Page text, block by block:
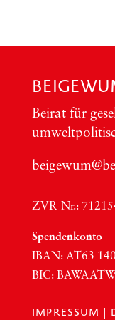
Bei­rat für
ZVR-Nr.:
Spen­den­kon­to
IBAN: AT63
BIC:
IMPRESSUM |